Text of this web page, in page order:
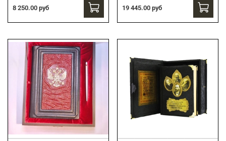
8 250.00 руб 19 445.00 руб